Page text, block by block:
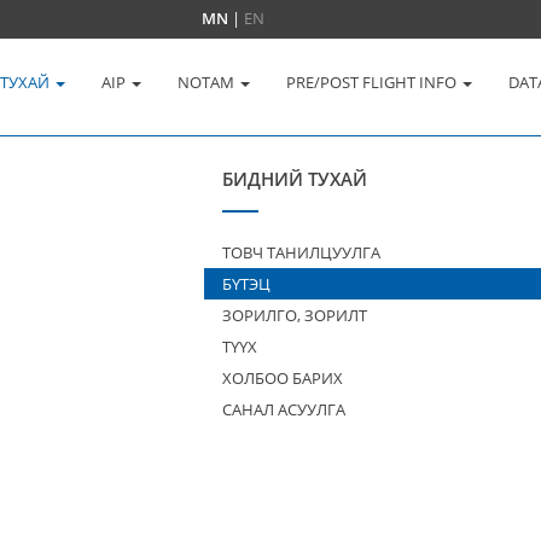
MN | EN
AIP NOTAM PRE/POST FLIGHT INFO
БИДНИЙ ТУХАЙ
ТОВЧ ТАНИЛЦУУЛГА
БҮТЭЦ
ЗОРИЛГО, ЗОРИЛТ
ТҮҮХ
ХОЛБОО БАРИХ
САНАЛ АСУУЛГА